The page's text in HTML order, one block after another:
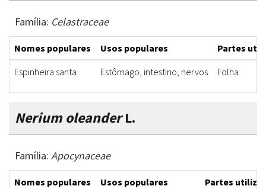
Família: Celastraceae
Nomes populares Usos populares
Partes
Espinheira santa
Estômago, intestino, nervos Folha
Nerium oleanderL.
Família: Apocynaceae
Nomes populares Usos populares
Partes